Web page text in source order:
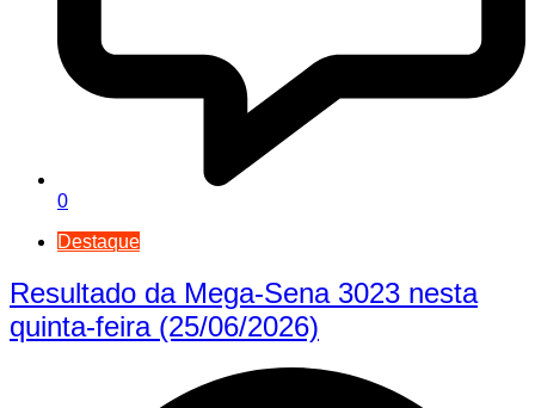
0
Destaque
Resultado da Mega-Sena 3023 nesta
quinta-feira (25/06/2026)